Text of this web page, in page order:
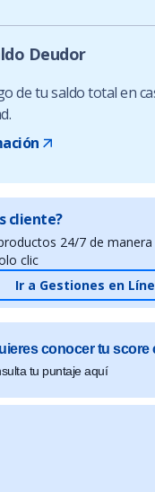
Deudor
de tu saldo total en
cliente?
24/7 de
clic
Ir a Gestiones en
conocer tu score
tu puntaje aquí